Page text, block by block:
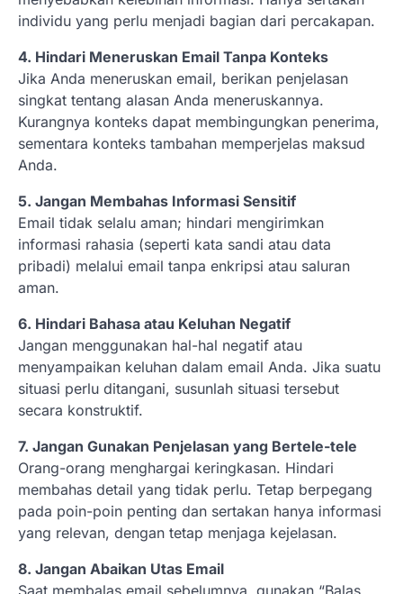
individu yang perlu menjadi bagian dari percakapan.
4. Hindari Meneruskan Email Tanpa Konteks
Jika Anda meneruskan email, berikan penjelasan
singkat tentang alasan Anda meneruskannya.
Kurangnya konteks dapat membingungkan penerima,
sementara konteks tambahan memperjelas maksud
Anda.
5. Jangan Membahas Informasi Sensitif
Email tidak selalu aman; hindari mengirimkan
informasi rahasia (seperti kata sandi atau data
pribadi) melalui email tanpa enkripsi atau saluran
aman.
6. Hindari Bahasa atau Keluhan Negatif
Jangan menggunakan hal-hal negatif atau
menyampaikan keluhan dalam email Anda. Jika suatu
situasi perlu ditangani, susunlah situasi tersebut
secara konstruktif.
7. Jangan Gunakan Penjelasan yang Bertele-tele
Orang-orang menghargai keringkasan. Hindari
membahas detail yang tidak perlu. Tetap berpegang
pada poin-poin penting dan sertakan hanya informasi
yang relevan, dengan tetap menjaga kejelasan.
8. Jangan Abaikan Utas Email